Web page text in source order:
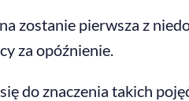
zostanie pierwsza z
za opóźnienie.
do znaczenia takich